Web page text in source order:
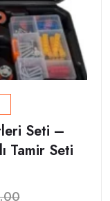
Seti –
Tamir Seti